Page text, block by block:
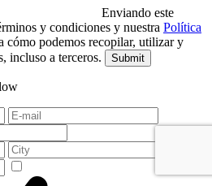
Enviando este
y condiciones y nuestra Política
cómo podemos recopilar, utilizar y
incluso a terceros.
Submit